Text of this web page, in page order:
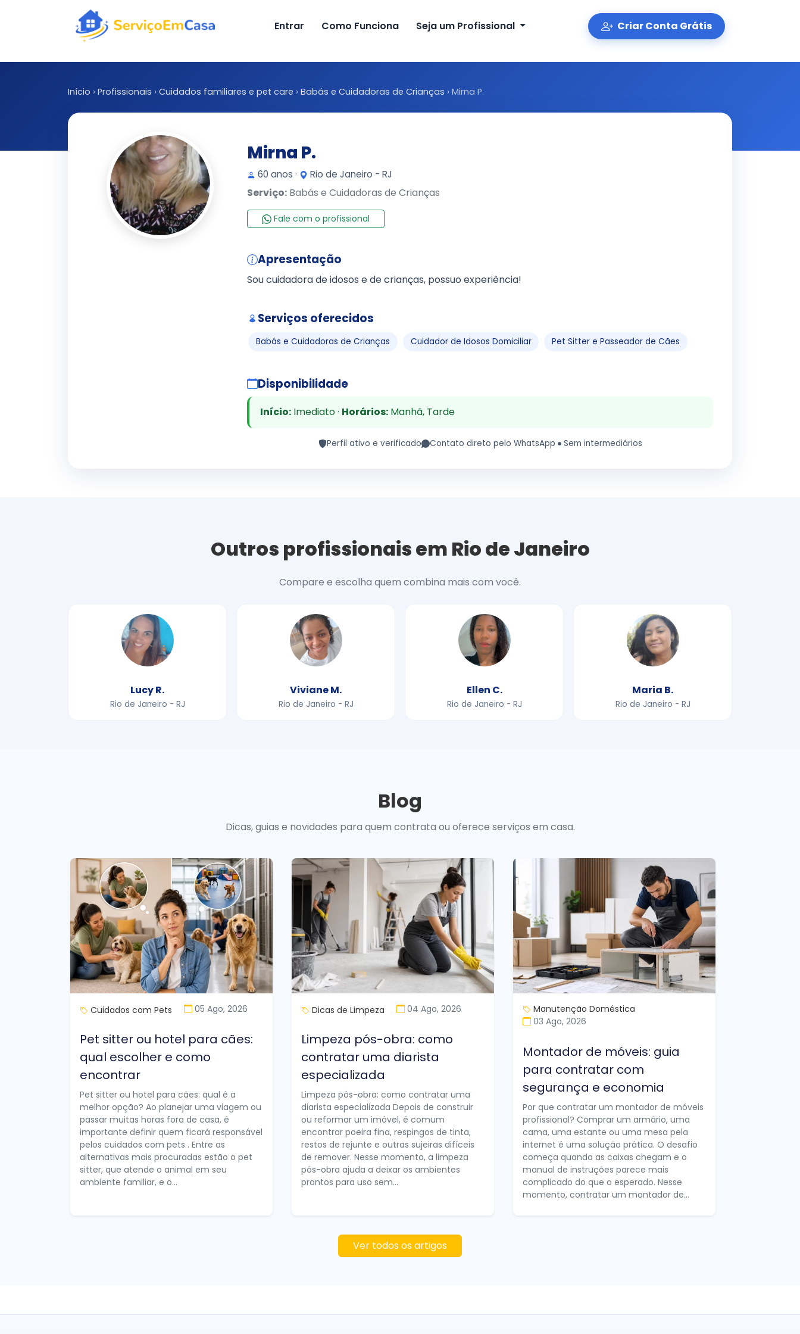
Entrar Como Funciona Seja um Profissional Criar Conta Grátis
Início › Profissionais › Cuidados familiares e pet care › Babás e Cuidadoras de Crianças › Mirna P.
Mirna P.
60 anos · Rio de Janeiro - RJ
Serviço: Babás e Cuidadoras de Crianças
Fale com o profissional
Apresentação
Sou cuidadora de idosos e de crianças, possuo experiência!
Serviços oferecidos
Babás e Cuidadoras de Crianças Cuidador de Idosos Domiciliar Pet Sitter e Passeador de Cães
Disponibilidade
Início:Imediato · Horários:Manhã, Tarde
Perfil ativo e verificado Contato direto pelo WhatsApp Sem intermediários
Outros profissionais em Rio de Janeiro
Compare e escolha quem combina mais com você.
Lucy R.
Rio de Janeiro - RJ
Viviane M.
Rio de Janeiro - RJ
Ellen C.
Rio de Janeiro - RJ
Maria B.
Rio de Janeiro - RJ
Blog
Dicas, guias e novidades para quem contrata ou oferece serviços em casa.
Cuidados com Pets 05 Ago, 2026
Pet sitter ou hotel para cães:
qual escolher e como
encontrar
Pet sitter ou hotel para cães: qual é a
melhor opção? Ao planejar uma viagem ou
passar muitas horas fora de casa, é
importante definir quem ficará responsável
pelos cuidados com pets . Entre as
alternativas mais procuradas estão o pet
sitter, que atende o animal em seu
ambiente familiar, e o...
Dicas de Limpeza 04 Ago, 2026
Limpeza pós-obra: como
contratar uma diarista
especializada
Limpeza pós-obra: como contratar uma
diarista especializada Depois de construir
ou reformar um imóvel, é comum
encontrar poeira fina, respingos de tinta,
restos de rejunte e outras sujeiras difíceis
de remover. Nesse momento, a limpeza
pós-obra ajuda a deixar os ambientes
prontos para uso sem...
Manutenção Doméstica
03 Ago, 2026
Montador de móveis: guia
para contratar com
segurança e economia
Por que contratar um montador de móveis
profissional? Comprar um armário, uma
cama, uma estante ou uma mesa pela
internet é uma solução prática. O desafio
começa quando as caixas chegam e o
manual de instruções parece mais
complicado do que o esperado. Nesse
momento, contratar um montador de...
Ver todos os artigos